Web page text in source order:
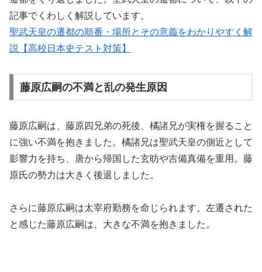
記事でくわしく解説しています。
聖武天皇の遷都の順番・場所とその意義をわかりやすく解
説【高校日本史テスト対策】
藤原広嗣の不満と乱の発生原因
藤原広嗣は、藤原四兄弟の死後、橘諸兄が実権を握ること
に強い不満を抱きました。橘諸兄は聖武天皇の側近として
影響力を持ち、唐から帰国した玄昉や吉備真備を重用。藤
原氏の勢力は大きく後退しました。
さらに藤原広嗣は太宰府勤務を命じられます。左遷された
と感じた藤原広嗣は、大きな不満を抱きました。